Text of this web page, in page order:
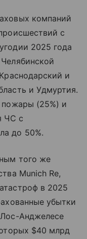
компаний
с
2025 года
и
и Удмуртия.
пожары (25%) и
ЧС с
до 50%.
того же
Munich Re,
в 2025
убытки
Анджелесе
$40 млрд